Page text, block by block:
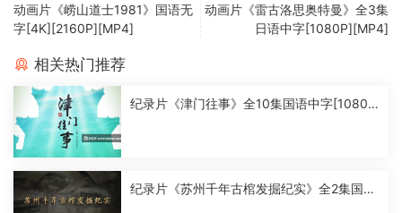
动画片《崂山道士1981》国语无
字[4K][2160P][MP4]
动画片《雷古洛思奥特曼》全3集
日语中字[1080P][MP4]
相关热门推荐
纪录片《津门往事》全10集国语中字[1080
纪录片《苏州千年古棺发掘纪实》全2集国语